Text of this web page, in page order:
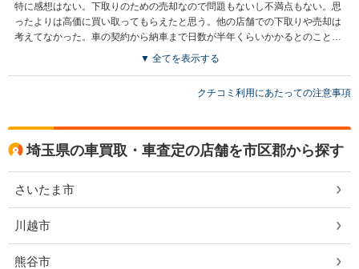
特に感想はない。下取りのための売却なので問題もないし不満点もない。思
ったよりは高価に買い取ってもらえたと思う。他の店舗での下取りや売却は
考えてなかった。車の契約から納車まで日数が半年くらいかかるとのことな
▼ 全てを表示する
クチコミ利用にあたっての注意事項
埼玉県の車買取・車査定の店舗を市区郡から探す
さいたま市
川越市
熊谷市